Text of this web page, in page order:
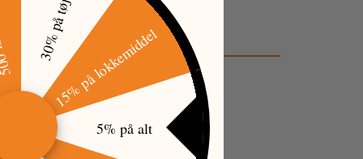
30% på tøj
15% på lokkemiddel
5% på alt